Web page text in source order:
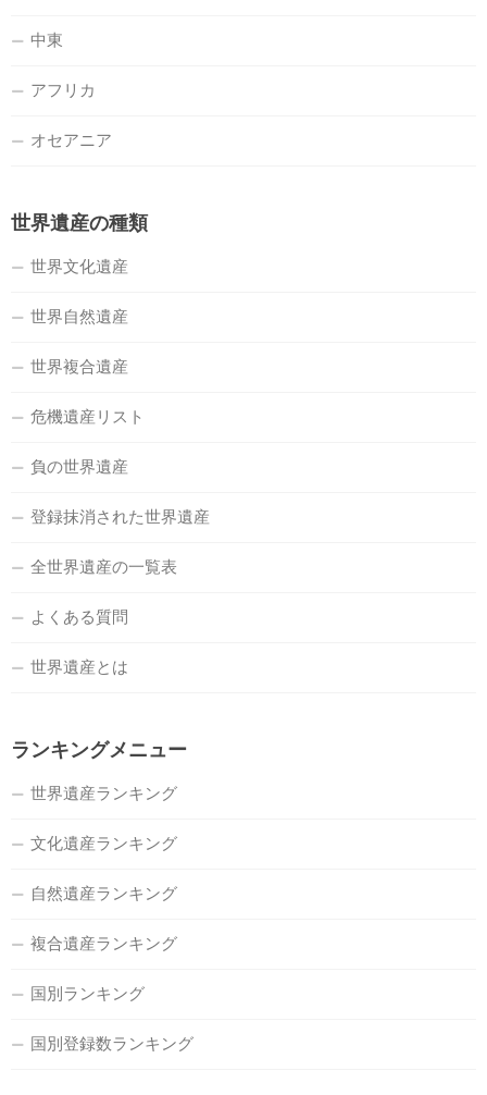
中東
アフリカ
オセアニア
世界遺産の種類
世界文化遺産
世界自然遺産
世界複合遺産
危機遺産リスト
負の世界遺産
登録抹消された世界遺産
全世界遺産の一覧表
よくある質問
世界遺産とは
ランキングメニュー
世界遺産ランキング
文化遺産ランキング
自然遺産ランキング
複合遺産ランキング
国別ランキング
国別登録数ランキング